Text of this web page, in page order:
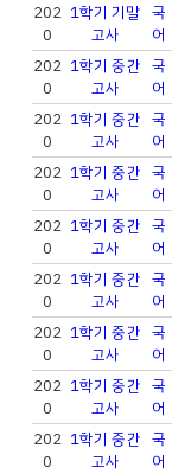
202
0
1학기 기말
고사
국
어
202
0
1학기 중간
고사
국
어
202
0
1학기 중간
고사
국
어
202
0
1학기 중간
고사
국
어
202
0
1학기 중간
고사
국
어
202
0
1학기 중간
고사
국
어
202
0
1학기 중간
고사
국
어
202
0
1학기 중간
고사
국
어
202
0
1학기 중간
고사
국
어